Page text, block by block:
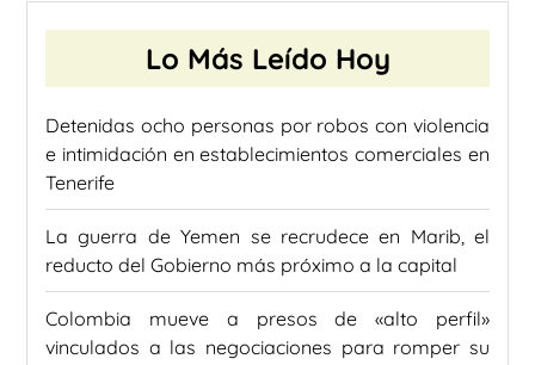
Lo Más Leído Hoy
Detenidas ocho personas por robos con violencia
e intimidación en establecimientos comerciales en
Tenerife
La guerra de Yemen se recrudece en Marib, el
reducto del Gobierno más próximo a la capital
Colombia mueve a presos de «alto perfil»
vinculados a las negociaciones para romper su